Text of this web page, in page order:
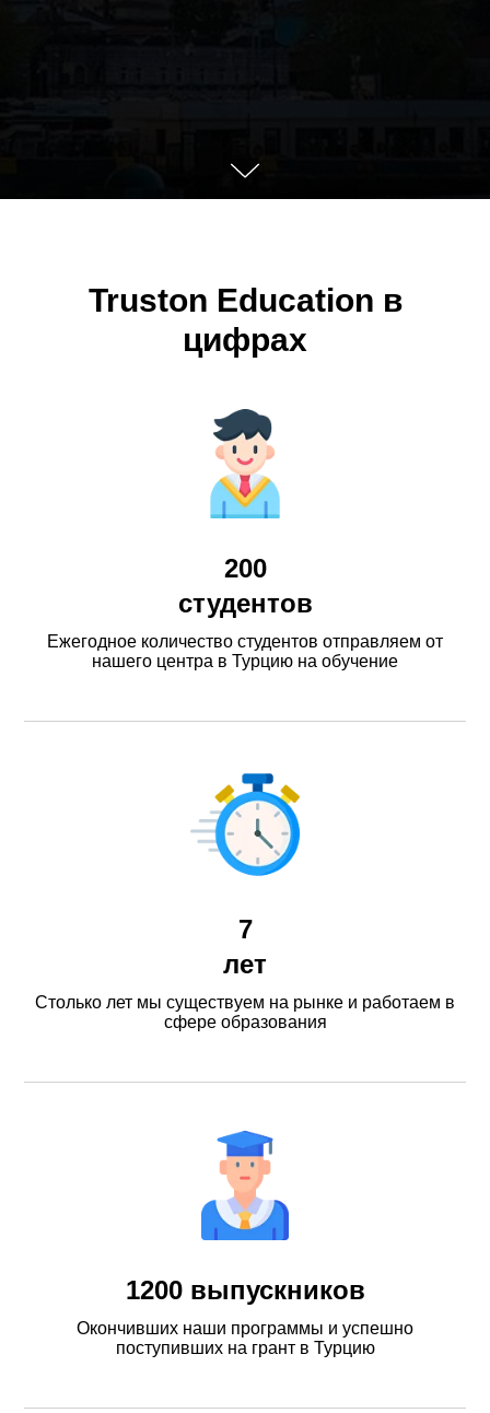
Truston Education в
цифрах
200
студентов
Ежегодное количество студентов отправляем от
нашего центра в Турцию на обучение
7
лет
Столько лет мы существуем на рынке и работаем в
сфере образования
1200 выпускников
Окончивших наши программы и успешно
поступивших на грант в Турцию